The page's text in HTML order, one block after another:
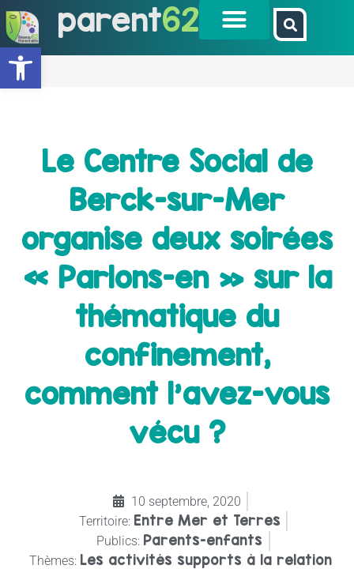
Ouvrir la barre d’outils
parent62
Le Centre Social de
Berck-sur-Mer
organise deux soirées
« Parlons-en » sur la
thématique du
confinement,
comment l’avez-vous
vécu ?
10 septembre, 2020
Territoire: Entre Mer et Terres
Publics: Parents-enfants
Thèmes: Les activités supports à la relation